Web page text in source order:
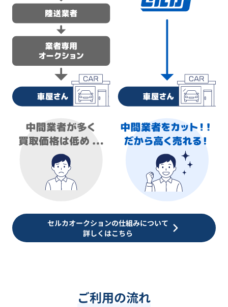
セルカオークションの仕組みについて
詳しくはこちら
ご利用の流れ